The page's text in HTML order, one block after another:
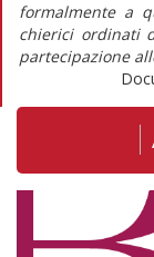
formalmente a
chierici ordinati
partecipazione